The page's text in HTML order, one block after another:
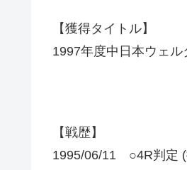
【獲得タイトル】
1997年度中日本ウェル
【戦歴】
1995/06/11 ○4R判定